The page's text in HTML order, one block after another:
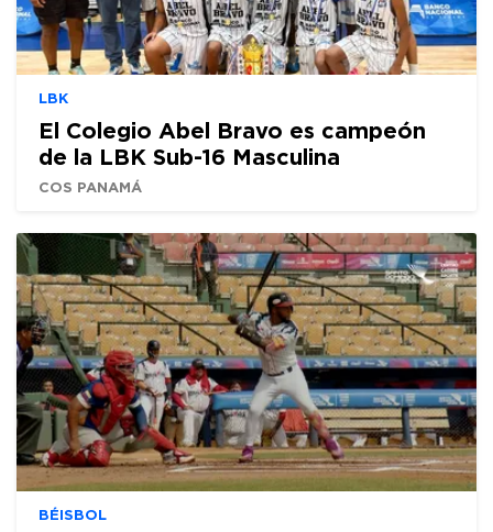
LBK
El Colegio Abel Bravo es campeón
de la LBK Sub-16 Masculina
COS PANAMÁ
BÉISBOL